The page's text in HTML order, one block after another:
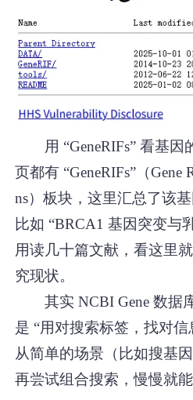
用 “GeneRIFs” 看基
页都有 “GeneRIFs”（Gene
ns）板块，这里汇总了该
比如 “BRCA1 基因突变与
用读几十篇文献，看这里
究现状。
其实 NCBI Gene 数据
是 “用对搜索标签，找对
从简单的场景（比如搜基
再尝试组合搜索，慢慢就能